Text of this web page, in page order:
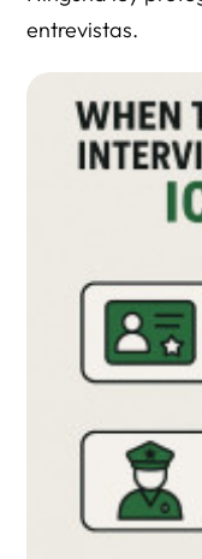
entrevistas.